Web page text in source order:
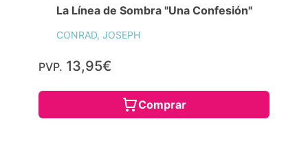
La Línea de Sombra "Una Confesión"
CONRAD, JOSEPH
PVP. 13,95€
Comprar